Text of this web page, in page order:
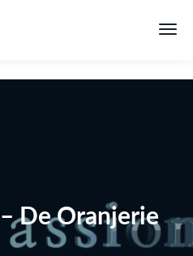
De Oranjerie